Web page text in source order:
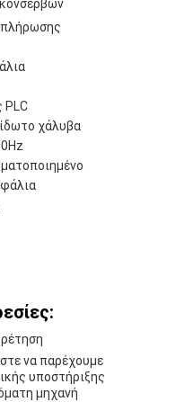
από κασσίτερο
ντομάτας
PLC
χάλυβα
να παρέχουμε
υποστήριξης
μηχανή